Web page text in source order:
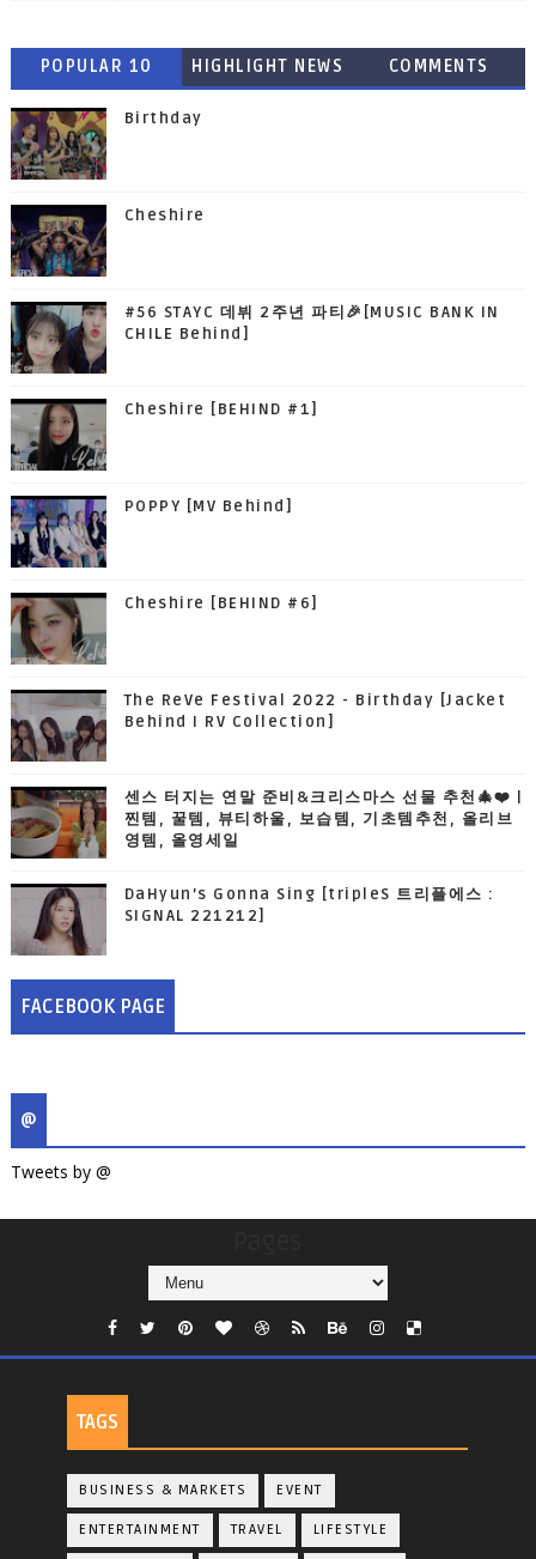
POPULAR 10 HIGHLIGHT NEWS COMMENTS
Birthday
Cheshire
#56 STAYC 데뷔 2주년 파티🎉[MUSIC BANK IN
CHILE Behind]
Cheshire [BEHIND #1]
POPPY [MV Behind]
Cheshire [BEHIND #6]
The ReVe Festival 2022 - Birthday [Jacket
Behind I RV Collection]
센스 터지는 연말 준비&크리스마스 선물 추천🎄❤️ |
찐템, 꿀템, 뷰티하울, 보습템, 기초템추천, 올리브
영템, 올영세일
DaHyun’s Gonna Sing [tripleS 트리플에스 :
SIGNAL 221212]
FACEBOOK PAGE
@
Tweets by @
TAGS
BUSINESS & MARKETS EVENT
ENTERTAINMENT TRAVEL LIFESTYLE